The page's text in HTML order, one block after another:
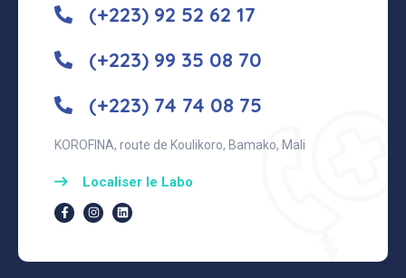
(+223) 92 52 62 17
(+223) 99 35 08 70
(+223) 74 74 08 75
KOROFINA, route de Koulikoro, Bamako, Mali
Localiser le Labo